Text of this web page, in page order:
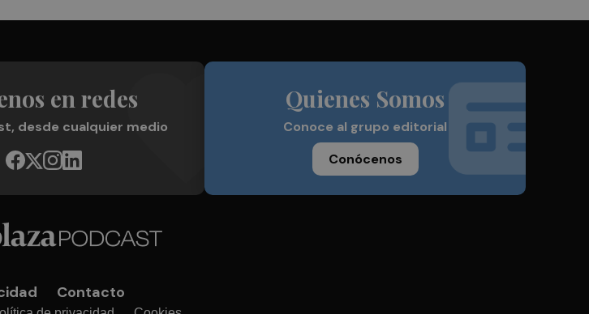
en redes
desde cualquier medio
Quienes Somos
Conoce al grupo editorial
Conócenos
Contacto